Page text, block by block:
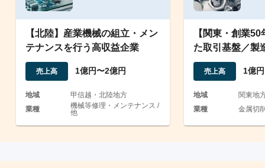
【北陸】産業機械の組立・メン
テナンスを行う高収益企業
売上高 1億円〜2億円
地域
甲信越・北陸地方
業種
機械等修理・メンテナンス /
他
【関東・創業
た取引基盤／製
売上高 1億
地域
関東地
業種
金属切